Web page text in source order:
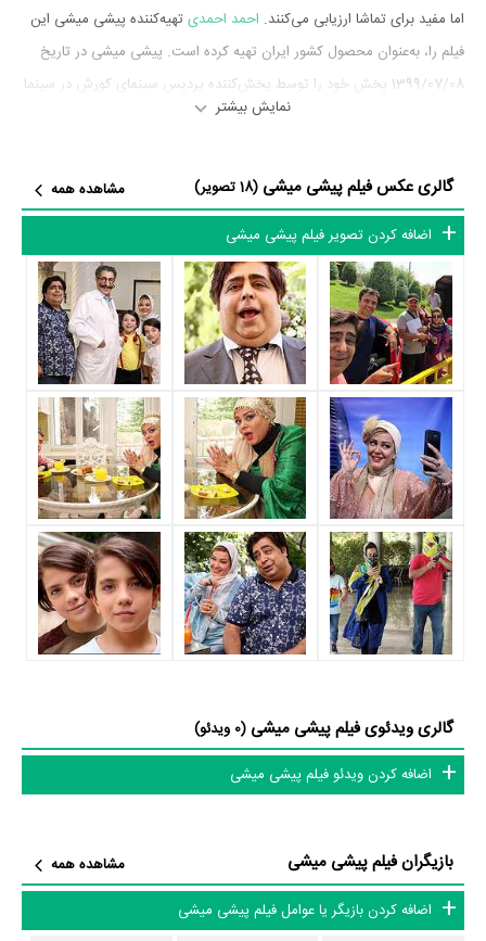
اما مفید برای تماشا ارزیابی می‌کنند. احمد احمدی تهیه‌کننده پیشی میشی این
فیلم را، به‌عنوان محصول کشور ایران تهیه کرده است. پیشی میشی در تاریخ
1399/07/08 پخش خود را توسط پخش‌کننده پردیس سینمای کورش در سینما
بازیگران فیلم پیشی میشی
بازیگران فیلم پیشی میشی چه کسانی هستند؟ در پیشی میشی بازیگرانی چون
رضا شفیعی‌جم،بهاره رهنما ،ارژنگ امیرفضلی،علی کاظمی، ساعد هدایتی،
محمد شیریونفیسه روشن به ایفای نقش و بازیگری پرداخته‌اند. در فیلم
پیشی میشی حدود 13 بازیگر جلوی دوربین رفته‌اند که از نظر تعداد بازیگران
می‌توان پیشی میشی را یک اثر پربازیگر عنوان کرد. از این‌لحاظ کارگردانی فیلم
پیشی میشی باتوجه به بازی گرفتن از این تعداد بازیگر و مدیریت آنها کار بسیار
دشواری بوده است؛ باید بررسی کرد آیاحسین قناعت
به‌عنوان کارگردان و
به‌عنوان بازیگردان و همچنین تیم بازیگری پیشی میشی توانسته‌اند در این
زمینه موفق باشند و بازی‌های درخشانی را نمایش دهند؟
از دیگر بازیگران فیلم پیشی میشی می‌توان بهیوسف صیادی،صدیقه کیانفر،
عباس محبوب،ماهان عابدی ،طاها عابدیوعباس بغداد دره‌ئیاشاره کرد.
داستان فیلم پیشی میشی
در خلاصه داستانی که یا از سوی تیم رسانه‌ای اثر و یا توسط دیگر رسانه‌ها درباره
داستان پیشی میشی منتشر شده است، می‌خوانیم: «هیچ عشقی به اندازه عشق
فرهاد به ملوس٬ پرشور و دردسرساز نیست٬ شاید به خاطر شباهت فرهاد به آلن
فیلم پیشی میشی و کارنامه فعالیت کارگردان و بازیگران
از نظر تاریخچه فعالیت کارگردان و بازیگران فیلم پیشی میشی نیز آمارها و نکات
نمایش بیشتر
گالری عکس فیلم پیشی میشی (18 تصویر)
مشاهده همه
اضافه کردن تصویر فیلم پیشی میشی
گالری ویدئوی فیلم پیشی میشی (0 ویدئو)
اضافه کردن ویدئو فیلم پیشی میشی
بازیگران فیلم پیشی میشی
مشاهده همه
اضافه کردن بازیگر یا عوامل فیلم پیشی میشی